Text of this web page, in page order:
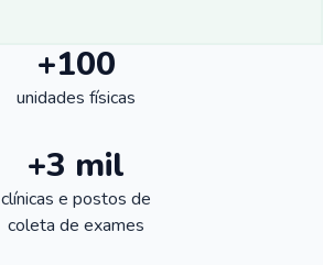
+100
unidades físicas
+3 mil
clínicas e postos de
coleta de exames